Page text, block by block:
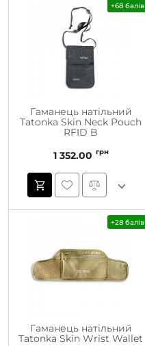
+68 балів
Гаманець натільний
Tatonka Skin Neck Pouch
RFID B
1 352.00 грн
+28 балів
Гаманець натільний
Tatonka Skin Wrist Wallet